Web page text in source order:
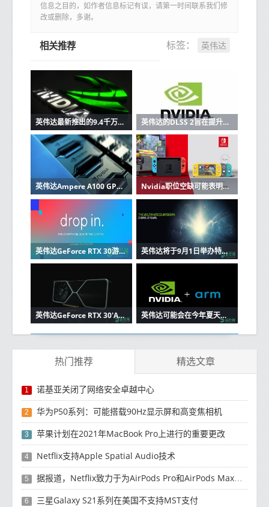
信息之目的，如作者信息标记有误，请第一时间联系我们修
改或删除，多谢。
标签： 英伟达
相关推荐
英伟达最新推出的9.4千万亿次超级计算机旨在帮助训练自动驾驶汽车 英伟达的DLSS 2旨在提升其低分辨率的声誉
英伟达Ampere A100 GPU打破16条AI世界纪录，比Volta V100快4.2倍 Nvidia职位空缺可能表明新的Nintendo Switch
英伟达GeForce RTX 30游戏显卡，RTX 3080 Ti将于9月9日推出 英伟达将于9月1日举办特别活动，将宣布下一代游戏'GeForce RTX'图形卡
英伟达GeForce RTX 30'Ampere'图形卡传闻：两倍于图灵的光线追踪和DLSS性能 英伟达可能会在今年夏天结束之前收购ARM
热门推荐 精选文章
1 诺基亚关闭了网络安全卓越中心
2 华为P50系列：可能搭载90Hz显示屏和高变焦相机
3 苹果计划在2021年MacBook Pro上进行的重要更改
4 Netflix支持Apple Spatial Audio技术
5 据报道，Netflix致力于为AirPods Pro和AirPods Max提供Spatial Audio支持
6 三星Galaxy S21系列在美国不支持MST支付